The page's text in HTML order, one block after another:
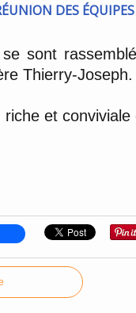
sont
Thierry-Joseph.
et